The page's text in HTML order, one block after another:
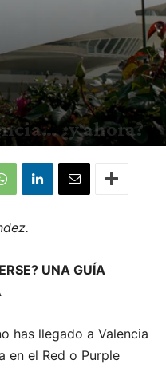
¿y ahora?
UNA GUÍA
has llegado a Valencia
en el Red o Purple